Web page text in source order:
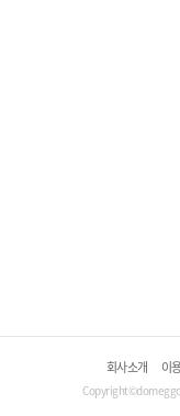
회사소개 이